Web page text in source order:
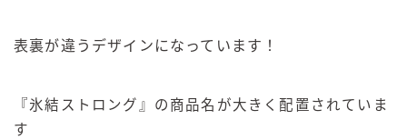
表裏が違うデザインになっています！
『氷結ストロング』の商品名が大きく配置されていま
す